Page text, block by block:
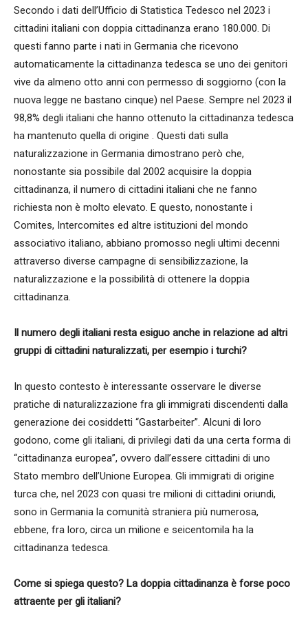
Secondo i dati dell’Ufficio di Statistica Tedesco nel 2023 i
cittadini italiani con doppia cittadinanza erano 180.000. Di
questi fanno parte i nati in Germania che ricevono
automaticamente la cittadinanza tedesca se uno dei genitori
vive da almeno otto anni con permesso di soggiorno (con la
nuova legge ne bastano cinque) nel Paese. Sempre nel 2023 il
98,8% degli italiani che hanno ottenuto la cittadinanza tedesca
ha mantenuto quella di origine . Questi dati sulla
naturalizzazione in Germania dimostrano però che,
nonostante sia possibile dal 2002 acquisire la doppia
cittadinanza, il numero di cittadini italiani che ne fanno
richiesta non è molto elevato. E questo, nonostante i
Comites, Intercomites ed altre istituzioni del mondo
associativo italiano, abbiano promosso negli ultimi decenni
attraverso diverse campagne di sensibilizzazione, la
naturalizzazione e la possibilità di ottenere la doppia
cittadinanza.
Il numero degli italiani resta esiguo anche in relazione ad altri
gruppi di cittadini naturalizzati, per esempio i turchi?
In questo contesto è interessante osservare le diverse
pratiche di naturalizzazione fra gli immigrati discendenti dalla
generazione dei cosiddetti “Gastarbeiter”. Alcuni di loro
godono, come gli italiani, di privilegi dati da una certa forma di
“cittadinanza europea”, ovvero dall’essere cittadini di uno
Stato membro dell’Unione Europea. Gli immigrati di origine
turca che, nel 2023 con quasi tre milioni di cittadini oriundi,
sono in Germania la comunità straniera più numerosa,
ebbene, fra loro, circa un milione e seicentomila ha la
cittadinanza tedesca.
Come si spiega questo? La doppia cittadinanza è forse poco
attraente per gli italiani?